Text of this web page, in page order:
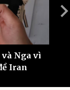
Nga vì
Iran